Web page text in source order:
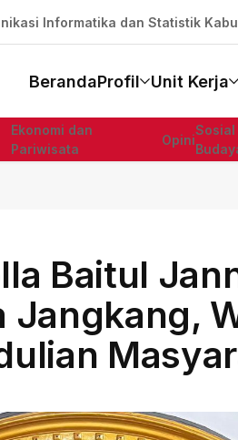
Informatika dan Statistik
BerandaProfil Unit Kerja
Ekonomi dan
Pariwisata
Opini
Sosial
Baitul
Jangkang,